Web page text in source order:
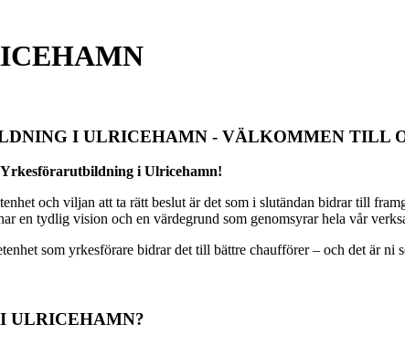
I ULRICEHAMN - VÄLKOMMEN TILL
i Ulricehamn!
och viljan att ta rätt beslut är det som i slutändan bidrar till
en tydlig vision och en värdegrund som genomsyrar hela vår
som yrkesförare bidrar det till bättre chaufförer – och det är ni
ULRICEHAMN?